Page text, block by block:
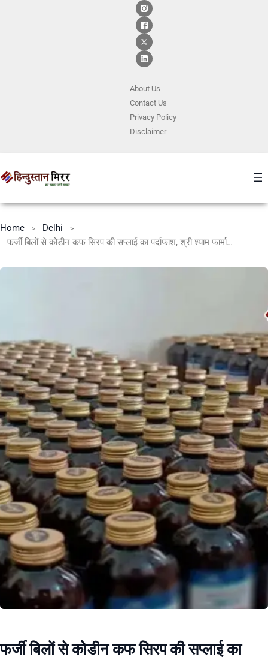
About Us
ContactUs
Privacy Policy
Disclaimer
Home
Delhi
फर्जी बिलों से कोडीन कफ सिरप की सप्लाई का पर्दाफाश, श्री श्याम फार्मा के मालिक पर FIR दर्ज
फर्जी बिलों से कोडीन कफ सिरप की सप्लाई का